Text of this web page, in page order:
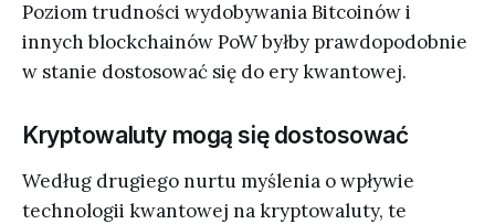
Poziom trudności wydobywania Bitcoinów i
innych blockchainów PoW byłby prawdopodobnie
w stanie dostosować się do ery kwantowej.
Kryptowaluty mogą się dostosować
Według drugiego nurtu myślenia o wpływie
technologii kwantowej na kryptowaluty, te